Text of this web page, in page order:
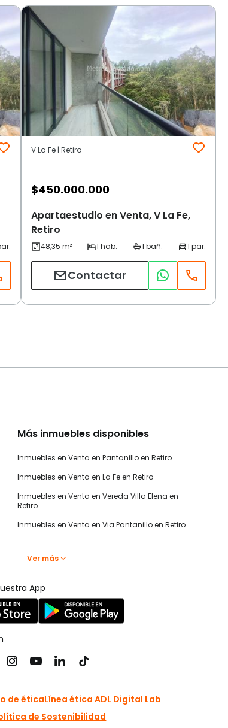
V La Fe | Retiro
$450.000.000
Apartaestudio en Venta, V La Fe,
Retiro
Contactar